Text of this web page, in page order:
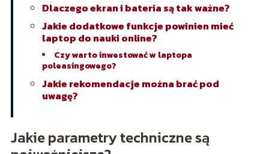
Dlaczego ekran i bateria są tak ważne?
Jakie dodatkowe funkcje powinien mieć
laptop do nauki online?
Czy warto inwestować w laptopa
poleasingowego?
Jakie rekomendacje można brać pod
uwagę?
Jakie parametry techniczne są